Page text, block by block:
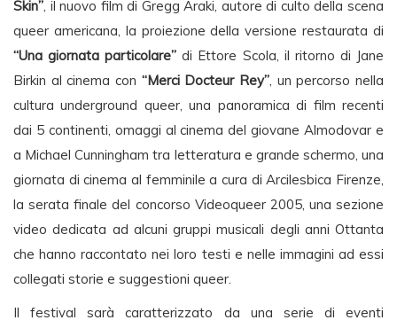
Skin”, il nuovo film di Gregg Araki, autore di culto della scena
queer americana, la proiezione della versione restaurata di
“Una giornata particolare” di Ettore Scola, il ritorno di Jane
Birkin al cinema con “Merci Docteur Rey”, un percorso nella
cultura underground queer, una panoramica di film recenti
dai 5 continenti, omaggi al cinema del giovane Almodovar e
a Michael Cunningham tra letteratura e grande schermo, una
giornata di cinema al femminile a cura di Arcilesbica Firenze,
la serata finale del concorso Videoqueer 2005, una sezione
video dedicata ad alcuni gruppi musicali degli anni Ottanta
che hanno raccontato nei loro testi e nelle immagini ad essi
collegati storie e suggestioni queer.
Il festival sarà caratterizzato da una serie di eventi